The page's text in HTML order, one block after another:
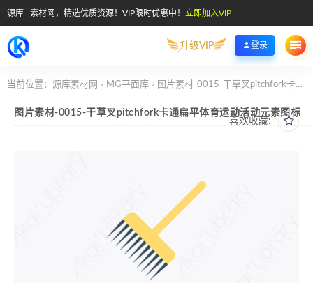
源库 | 素材网，精选优质资源！VIP限时优惠中！ 立即加入VIP
升级VIP 登录
当前位置： 源库素材网 > MG平面库 > 图片素材-0015-干草叉pitchfork卡通扁平体育运动活动元素图标
喜欢收藏:
图片素材-0015-干草叉pitchfork卡通扁平体育运动活动元素图标